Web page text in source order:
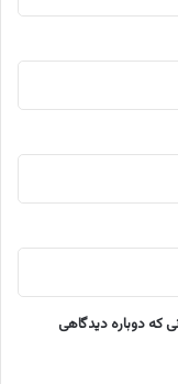
که دوباره دیدگاهی